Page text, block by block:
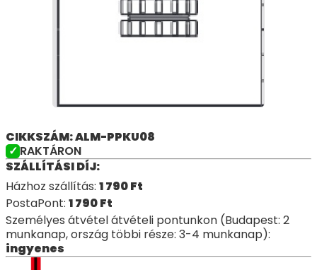
CIKKSZÁM: ALM-PPKU08
RAKTÁRON
SZÁLLÍTÁSI DÍJ:
Házhoz szállítás: 1 790Ft
PostaPont: 1 790Ft
Személyes átvétel átvételi pontunkon (Budapest: 2
munkanap, ország többi része: 3-4 munkanap):
ingyenes